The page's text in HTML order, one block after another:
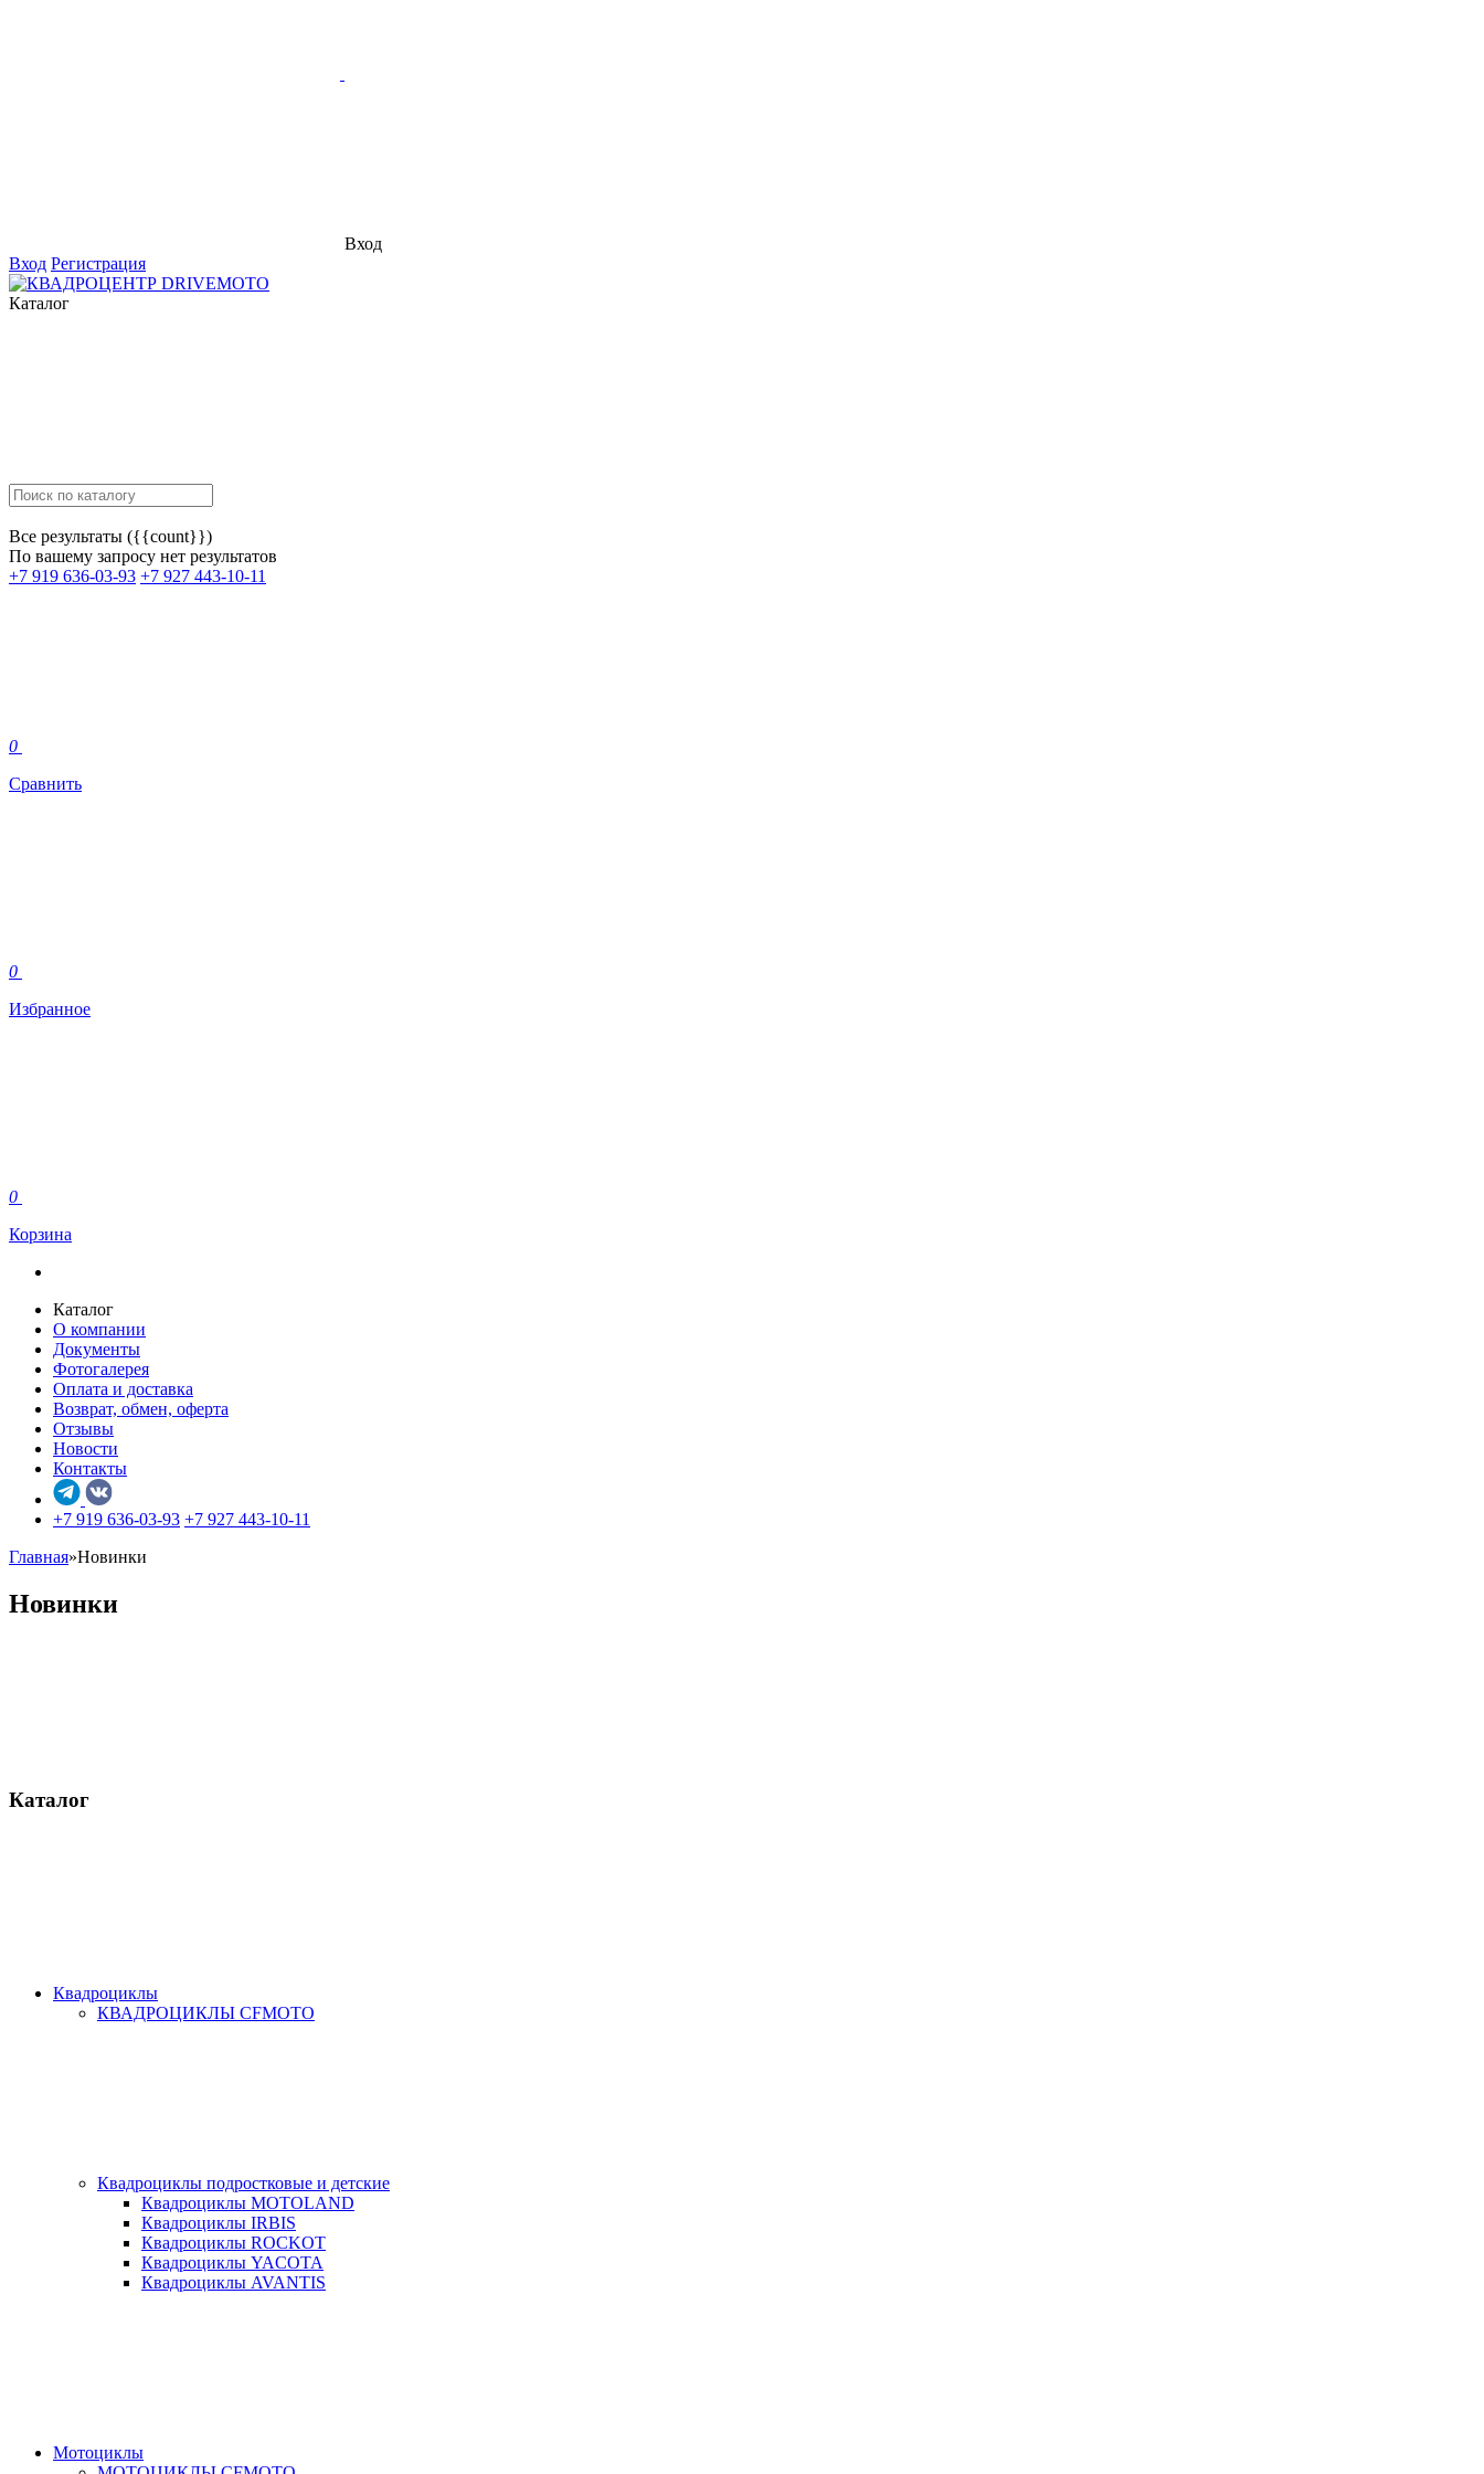
Вход
Вход Регистрация
Каталог
Все результаты ({{count}})
По вашему запросу нет результатов
+7 919 636-03-93 +7 927 443-10-11
0
Сравнить
0
Избранное
0
Корзина
Каталог
О компании
Документы
Фотогалерея
Оплата и доставка
Возврат, обмен, оферта
Отзывы
Новости
Контакты
+7 919 636-03-93 +7 927 443-10-11
Главная»Новинки
Новинки
Каталог
Квадроциклы
КВАДРОЦИКЛЫ CFMOTO
Квадроциклы подростковые и детские
Квадроциклы MOTOLAND
Квадроциклы IRBIS
Квадроциклы ROCKOT
Квадроциклы YACOTA
Квадроциклы AVANTIS
Мотоциклы